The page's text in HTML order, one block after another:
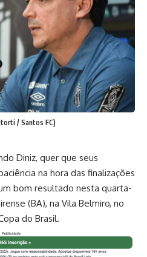
/ Santos FC)
Diniz, quer que seus
na hora das finalizações
bom resultado nesta quarta-
(BA), na Vila Belmiro, no
do Brasil.